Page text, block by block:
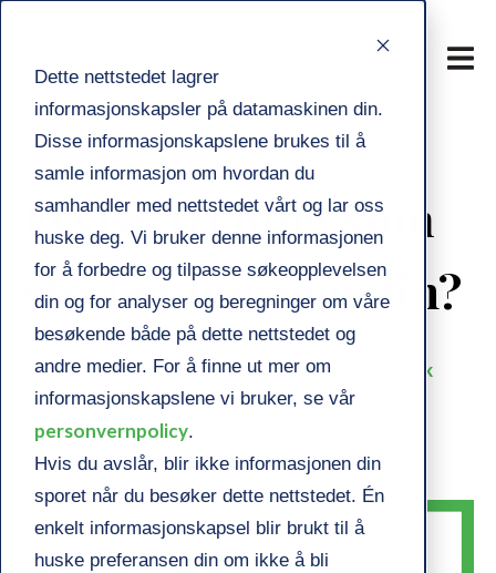
Dette nettstedet lagrer
informasjonskapsler på datamaskinen din.
Disse informasjonskapslene brukes til å
samle informasjon om hvordan du
samhandler med nettstedet vårt og lar oss
huske deg. Vi bruker denne informasjonen
for å forbedre og tilpasse søkeopplevelsen
din og for analyser og beregninger om våre
besøkende både på dette nettstedet og
andre medier. For å finne ut mer om
informasjonskapslene vi bruker, se vår
personvernpolicy.
Hvis du avslår, blir ikke informasjonen din
sporet når du besøker dette nettstedet. Én
enkelt informasjonskapsel blir brukt til å
huske preferansen din om ikke å bli
TRENING LIVSSTIL
Fysisk trening som
styrker hjernen din?
Dec 16, 2022 11:16:41 AM by Mathias Lillbäck